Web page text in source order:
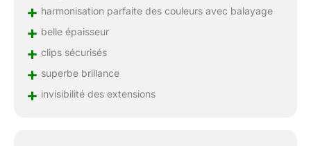
+ harmonisation parfaite des couleurs avec balayage
+ belle épaisseur
+ clips sécurisés
+ superbe brillance
+ invisibilité des extensions